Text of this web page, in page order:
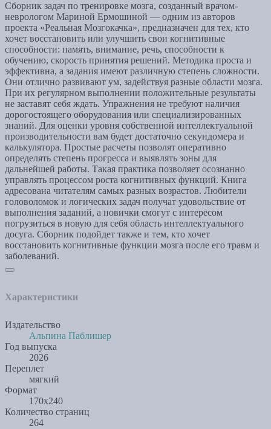
Сборник задач по тренировке мозга, созданный врачом-
неврологом Мариной Ермошиной — одним из авторов
проекта «Реальная Мозгокачка», предназначен для тех, кто
хочет восстановить или улучшить свои когнитивные
способности: память, внимание, речь, способности к
обучению, скорость принятия решений. Методика проста и
эффективна, а задания имеют различную степень сложности.
Они отлично развивают ум, задействуя разные области мозга.
При их регулярном выполнении положительные результаты
не заставят себя ждать. Упражнения не требуют наличия
дорогостоящего оборудования или специализированных
знаний. Для оценки уровня собственной интеллектуальной
производительности вам будет достаточно секундомера и
калькулятора. Простые расчеты позволят оперативно
определять степень прогресса и выявлять зоны для
дальнейшей работы. Такая практика позволяет осознанно
управлять процессом роста когнитивных функций. Книга
адресована читателям самых разных возрастов. Любители
головоломок и логических задач получат удовольствие от
выполнения заданий, а новички смогут с интересом
погрузиться в новую для себя область интеллектуального
досуга. Сборник подойдет также и тем, кто хочет
восстановить когнитивные функции мозга после его травм и
заболеваний.
Характеристики
Издательство
Альпина Паблишер
Год выпуска
2026
Переплет
мягкий
Формат
170х240
Количество страниц
264